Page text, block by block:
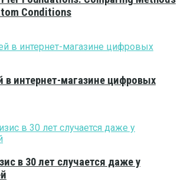
Conditions
в интернет-магазине цифровых
в 30 лет случается даже у